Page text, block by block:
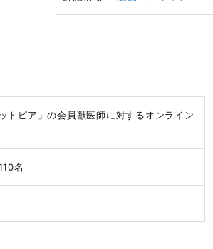
トピア」の会員獣医師に対するオンライン
名